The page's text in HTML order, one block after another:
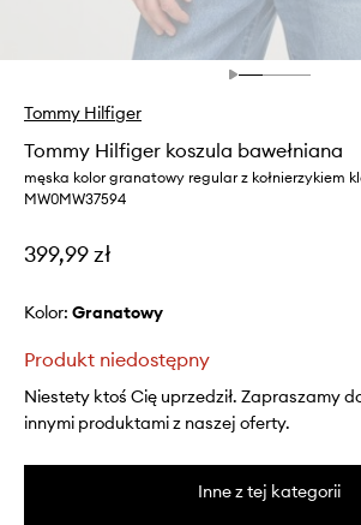
Tommy Hilfiger
Tommy Hilfiger koszula bawełniana
męska kolor granatowy regular z kołnierzykiem
MW0MW37594
399,99 zł
Kolor: granatowy
Produkt niedostępny
Niestety ktoś Cię uprzedził. Zapraszamy
innymi produktami z naszej oferty.
Inne z tej kategorii